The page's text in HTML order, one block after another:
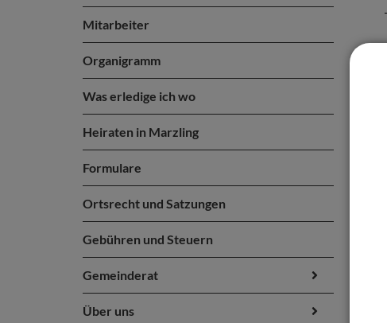
Mitarbeiter
Organigramm
Was erledige ich wo
Heiraten in Marzling
Formulare
Ortsrecht und Satzungen
Gebühren und Steuern
Gemeinderat
Über uns